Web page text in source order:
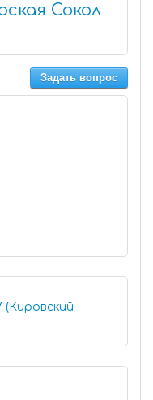
Сокол
Задать вопрос
(Кировский